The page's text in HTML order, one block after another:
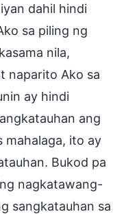
dahil hindi
sa piling ng
nila,
naparito Ako sa
ay hindi
ang
mahalaga, ito ay
Bukod pa
nagkatawang-
sangkatauhan sa